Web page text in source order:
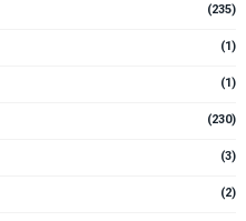
(235)
(1)
(1)
(230)
(3)
(2)